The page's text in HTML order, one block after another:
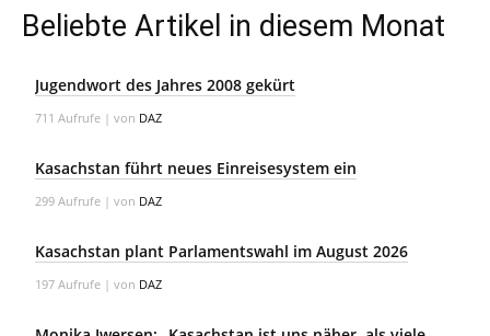
Beliebte Artikel in diesem Monat
Jugendwort des Jahres 2008 gekürt
711 Aufrufe | von DAZ
Kasachstan führt neues Einreisesystem ein
299 Aufrufe | von DAZ
Kasachstan plant Parlamentswahl im August 2026
197 Aufrufe | von DAZ